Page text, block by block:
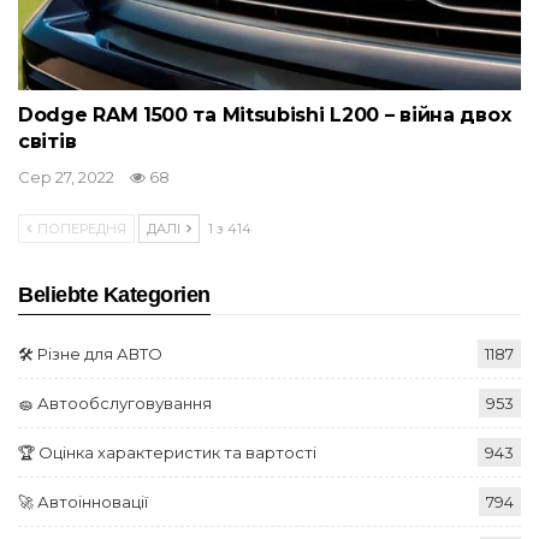
Dodge RAM 1500 та Mitsubishi L200 – війна двох
світів
Сер 27, 2022 68
ПОПЕРЕДНЯ ДАЛІ 1 з 414
Beliebte Kategorien
🛠️ Різне для АВТО 1187
🧽 Автообслуговування 953
🏆 Оцінка характеристик та вартості 943
🚀 Автоінновації 794